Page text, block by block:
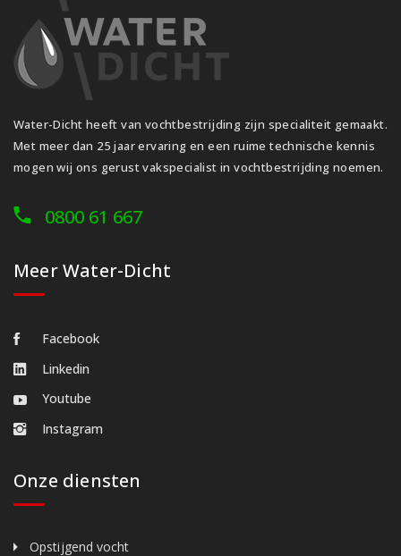
Water-Dicht heeft van vochtbestrijding zijn specialiteit gemaakt.
Met meer dan 25 jaar ervaring en een ruime technische kennis
mogen wij ons gerust vakspecialist in vochtbestrijding noemen.
0800 61 667
Meer Water-Dicht
Facebook
Linkedin
Youtube
Instagram
Onze diensten
Opstijgend vocht